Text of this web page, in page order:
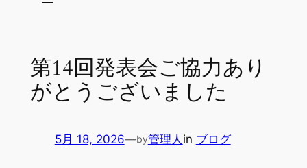
第14回発表会ご協力あり
がとうございました
5月 18, 2026—by管理人 in ブログ